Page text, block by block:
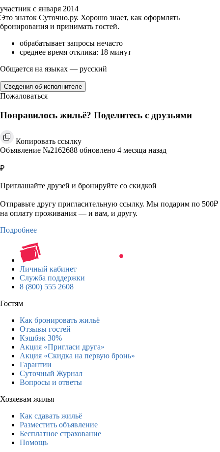
участник с января 2014
Это знаток Суточно.ру. Хорошо знает, как оформлять
бронирования и принимать гостей.
обрабатывает запросы нечасто
среднее время отклика: 18 минут
Общается на языках — русский
Сведения об исполнителе
Пожаловаться
Понравилось жильё? Поделитесь с друзьями
Копировать ссылку
Объявление №2162688 обновлено 4 месяца назад
₽
Приглашайте друзей и бронируйте со скидкой
Отправьте другу пригласительную ссылку. Мы подарим по 500₽
на оплату проживания — и вам, и другу.
Подробнее
Личный кабинет
Служба поддержки
8 (800) 555 2608
Гостям
Как бронировать жильё
Отзывы гостей
Кэшбэк 30%
Акция «Пригласи друга»
Акция «Скидка на первую бронь»
Гарантии
Суточный Журнал
Вопросы и ответы
Хозяевам жилья
Как сдавать жильё
Разместить объявление
Бесплатное страхование
Помощь